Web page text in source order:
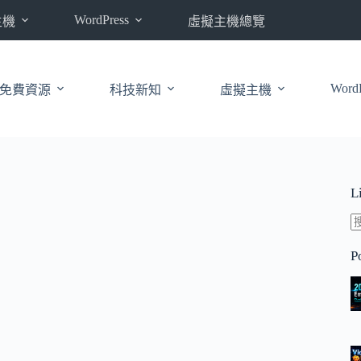
WordPress 虛擬主機總覽
免費資源 科技新知 虛擬主機